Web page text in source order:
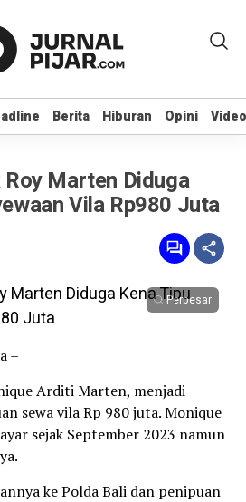
Berita Hiburan Opini Video
Berita Hiburan Opini Video
Marten Diduga
Vila Rp980 Juta
Perbesar
–
Arditi Marten, menjadi
sewa vila Rp 980 juta. Monique
sejak September 2023 namun
ke Polda Bali dan penipuan